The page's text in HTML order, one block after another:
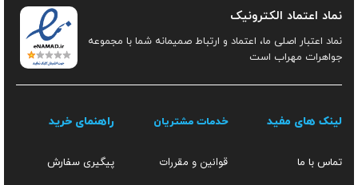
نماد اعتماد الکترونیک
نماد اعتبار اصلی ما، اعتماد و ارتباط صمیمانه شما با مجموعه
جواهرات مهراب است
لینک های مفید
تماس با ما
خدمات مشتریان
قوانین و مقررات
راهنمای خرید
پیگیری سفارش